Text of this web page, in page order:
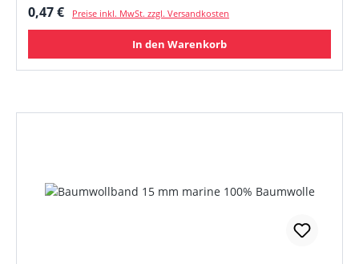
Regulärer Preis:
0,47 € Preise inkl. MwSt. zzgl. Versandkosten
In den Warenkorb